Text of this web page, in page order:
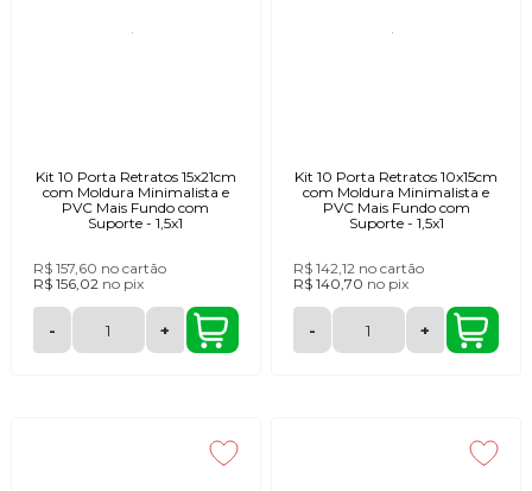
Kit 10 Porta Retratos 15x21cm
com Moldura Minimalista e
PVC Mais Fundo com
Suporte - 1,5x1
R$ 157,60 no cartão
R$ 156,02 no pix
- +
Kit 10 Porta Retratos 10x15cm
com Moldura Minimalista e
PVC Mais Fundo com
Suporte - 1,5x1
R$ 142,12 no cartão
R$ 140,70 no pix
- +